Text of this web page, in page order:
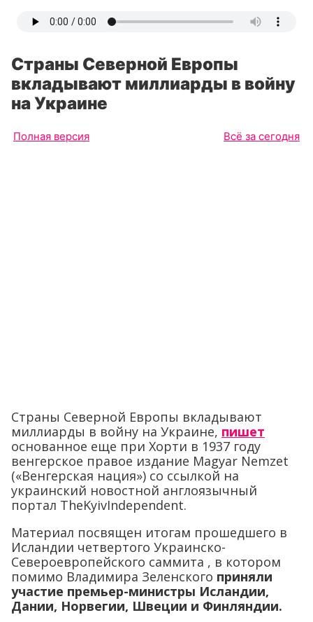
Страны Северной Европы
вкладывают миллиарды в войну
на Украине
Полная версия Всё за сегодня
Страны Северной Европы вкладывают
миллиарды в войну на Украине, пишет
основанное еще при Хорти в 1937 году
венгерское правое издание Magyar Nemzet
(«Венгерская нация») со ссылкой на
украинский новостной англоязычный
портал TheKyivIndependent.
Материал посвящен итогам прошедшего в
Исландии четвертого Украинско-
Североевропейского саммита , в котором
помимо Владимира Зеленского приняли
участие премьер-министры Исландии,
Дании, Норвегии, Швеции и Финляндии.